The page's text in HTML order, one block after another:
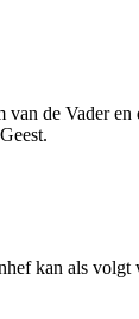
van de Vader en
kan als volgt